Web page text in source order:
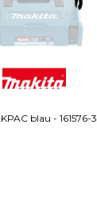
blau - 161576-3